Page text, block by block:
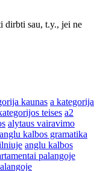
dirbti sau, t.y., jei ne
kaunas a kategorija
teises a2
alytaus vairavimo
anglu kalbos gramatika
anglu kalbos
palangoje